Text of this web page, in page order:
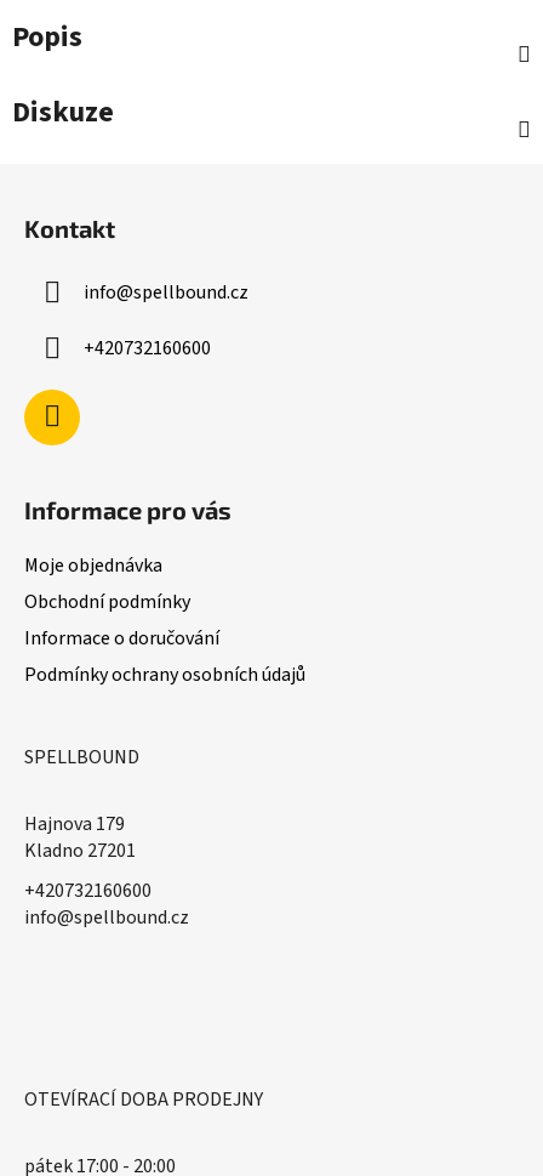
Popis
Diskuze
Kontakt
info@spellbound.cz
+420732160600
Informace pro vás
Moje objednávka
Obchodní podmínky
Informace o doručování
Podmínky ochrany osobních údajů
SPELLBOUND
Hajnova 179
Kladno 27201
+420732160600
​info@spellbound.cz
OTEVÍRACÍ DOBA PRODEJNY
pátek 17:00 - 20:00